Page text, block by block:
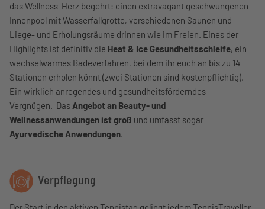
das Wellness-Herz begehrt: einen extravagant geschwungenen
Innenpool mit Wasserfallgrotte, verschiedenen Saunen und
Liege- und Erholungsräume drinnen wie im Freien. Eines der
Highlights ist definitiv die Heat & Ice Gesundheitsschleife, ein
wechselwarmes Badeverfahren, bei dem ihr euch an bis zu 14
Stationen erholen könnt (zwei Stationen sind kostenpflichtig).
Ein wirklich anregendes und gesundheitsförderndes
Vergnügen. Das Angebot an Beauty- und
Wellnessanwendungen ist groß und umfasst sogar
Ayurvedische Anwendungen.
Verpflegung